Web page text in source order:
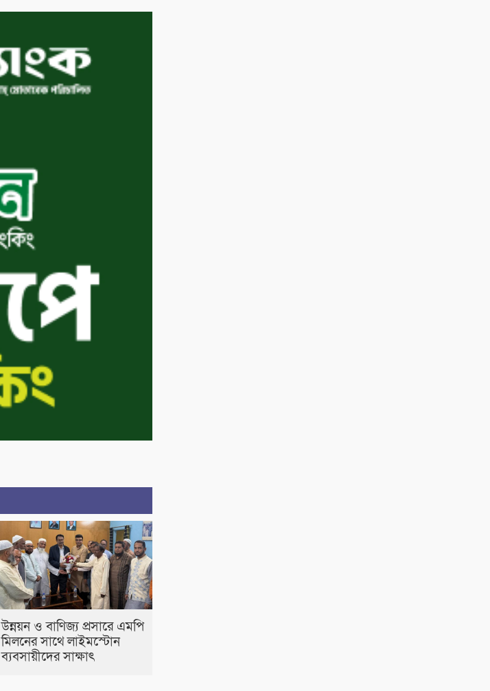
উন্নয়ন ও বাণিজ্য প্রসারে এমপি
মিলনের সাথে লাইমস্টোন
ব্যবসায়ীদের সাক্ষাৎ